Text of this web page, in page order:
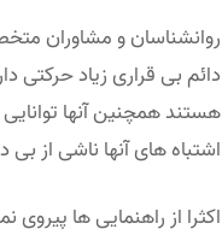
دائم بی قراری زیاد حرکتی
هستند همچنین آنها
اشتباه های آنها ناشی از
اکثرا از راهنمایی ها